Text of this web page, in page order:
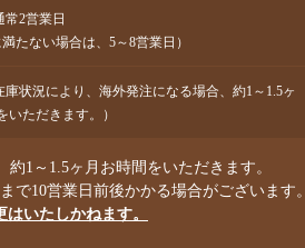
常2営業日
たない場合は、5～8営業日）
状況により、海外発注になる場合、約1～1.5ヶ
いただきます。）
1～1.5ヶ月お時間をいただきます。
10営業日前後かかる場合がございます。
いたしかねます。